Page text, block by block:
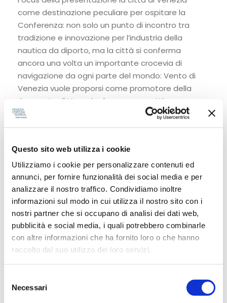
Questo sito web utilizza i cookie
Utilizziamo i cookie per personalizzare contenuti ed
annunci, per fornire funzionalità dei social media e per
analizzare il nostro traffico. Condividiamo inoltre
informazioni sul modo in cui utilizza il nostro sito con i
nostri partner che si occupano di analisi dei dati web,
pubblicità e social media, i quali potrebbero combinarle
con altre informazioni che ha fornito loro o che hanno
raccolto dal suo utilizzo dei loro servizi.
Necessari
come destinazione peculiare per ospitare la
Conferenza: non solo un punto di incontro tra
tradizione e innovazione per l’industria della
nautica da diporto, ma la città si conferma
ancora una volta un importante crocevia di
navigazione da ogni parte del mondo: Vento di
Venezia vuole proporsi come promotore della
riscoperta di Venezia da una prospettiva
incentrata sull’acqua, tra mare aperto e laguna. In
una crescente e preoccupante tendenza all’
riscoprire la Laguna di Venezia in chiave innovativa,
ma anche e soprattuttosostenibile,
promuovendo un dialogo che incoraggi Venezia a
diventare uno sfondo ideale per una yachting
destinationin linea con gli standard globali
dell’industria nautica.
La partecipazione al METSTRADE ha sicuramente
rappresentato un’occasione per raccogliere
stimoli utili a delineare le tematiche della
programma dell’ ICOMIA vuole partire dal dialogo,